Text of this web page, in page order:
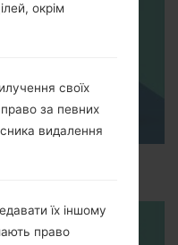
Plus C710H?
окрім
своїх
за певних
видалення
їх іншому
право